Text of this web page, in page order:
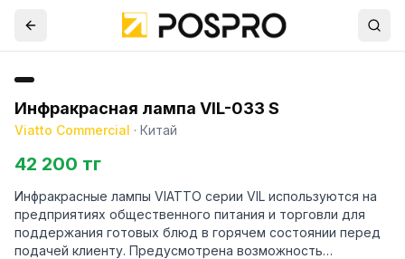
Инфракрасная лампа VIL-033 S
Viatto Commercial · Китай
42 200 тг
Инфракрасные лампы VIATTO серии VIL используются на
предприятиях общественного питания и торговли для
поддержания готовых блюд в горячем состоянии перед
подачей клиенту. Предусмотрена возможность